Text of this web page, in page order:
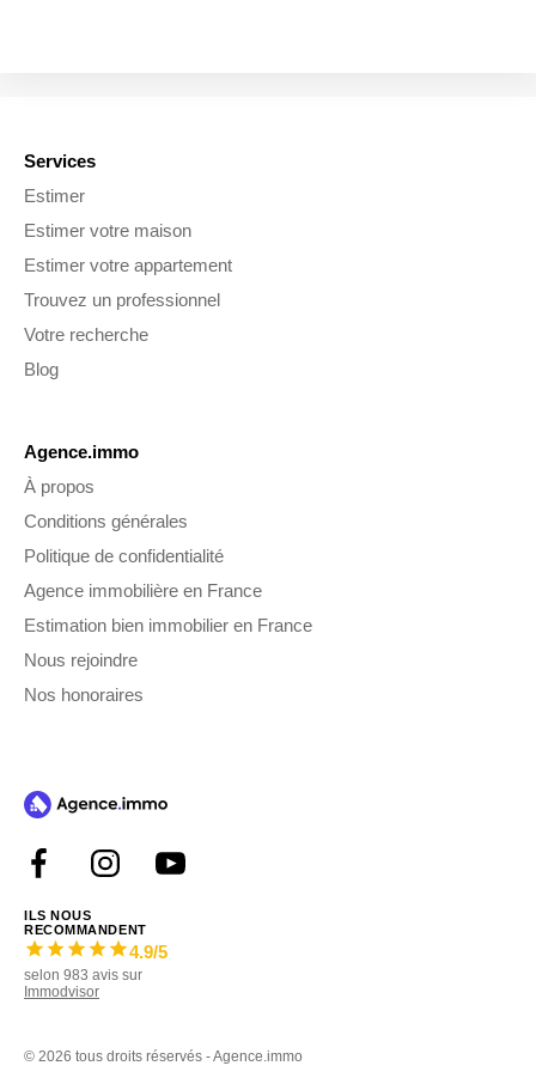
Services
Estimer
Estimer votre maison
Estimer votre appartement
Trouvez un professionnel
Votre recherche
Blog
Agence.immo
À propos
Conditions générales
Politique de confidentialité
Agence immobilière en France
Estimation bien immobilier en France
Nous rejoindre
Nos honoraires
ILS NOUS
RECOMMANDENT
4.9/5
selon 983 avis sur
Immodvisor
© 2026 tous droits réservés - Agence.immo